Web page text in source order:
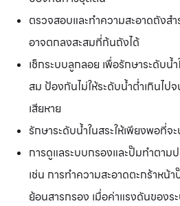
ตรวจสอบและทำความสะอาดถังส
อาจตกลงสะสมที่ก้นถังได้
เช็กระบบลูกลอย เพื่อรักษาระดับน้
สม ป้องกันไม่ให้ระดับน้ำต่ำเกินไ
เสียหาย
รักษาระดับน้ำในสระให้เพียงพอที่จ
การดูแลระบบกรองและปั๊มทำตาม
เช่น การทำความสะอาดตะกร้าหน้า
ย้อนสารกรอง เมื่อค่าแรงดันของ